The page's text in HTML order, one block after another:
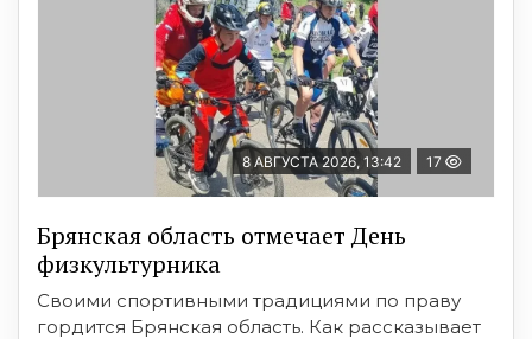
8 АВГУСТА 2026, 13:42 17
Брянская область отмечает День
физкультурника
Своими спортивными традициями по праву
гордится Брянская область. Как рассказывает